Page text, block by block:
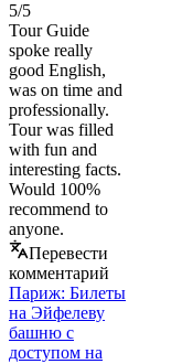
5/5
Tour Guide
spoke really
good English,
was on time and
professionally.
Tour was filled
with fun and
interesting facts.
Would 100%
recommend to
anyone.
Перевести
комментарий
Париж: Билеты
на Эйфелеву
башню с
доступом на